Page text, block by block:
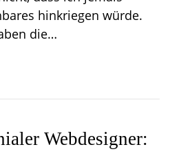
hinkriegen würde.
die…
Webdesigner: